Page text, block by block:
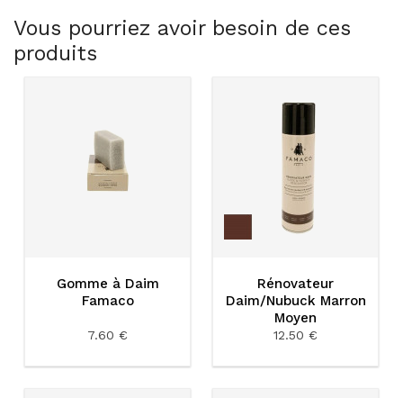
Vous pourriez avoir besoin de ces
produits
Gomme à Daim
Famaco
7.60 €
Rénovateur
Daim/Nubuck Marron
Moyen
12.50 €